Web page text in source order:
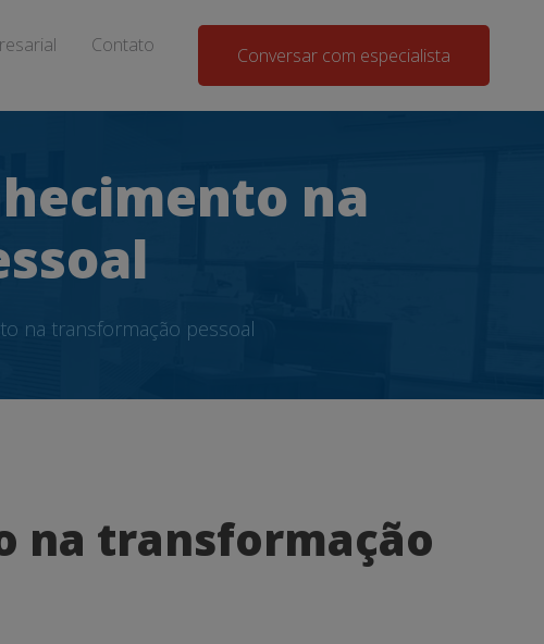
Contato Conversar com especialista
na
na transformação pessoal
na transformação